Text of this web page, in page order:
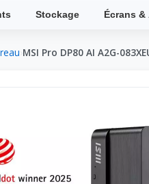
Stockage Écrans
MSI Pro DP80 AI A2G-